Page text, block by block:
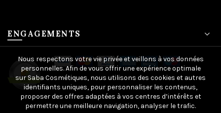
ENGAGEMENTS
Nous respectons votre vie privée et veillons à vos données
personnelles. Afin de vous offrir une expérience optimale
sur Saba Cosmétiques, nous utilisons des cookies et autres
identifiants uniques, pour personnaliser les contenus,
proposer des offres adaptées à vos centres d’intérêts et
permettre une meilleure navigation, analyser le trafic.